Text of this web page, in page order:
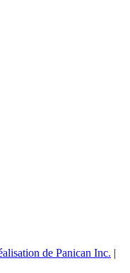
de Panican Inc. |